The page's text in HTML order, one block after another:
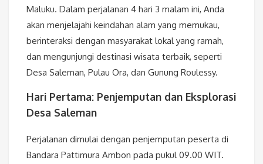
Maluku. Dalam perjalanan 4 hari 3 malam ini, Anda
akan menjelajahi keindahan alam yang memukau,
berinteraksi dengan masyarakat lokal yang ramah,
dan mengunjungi destinasi wisata terbaik, seperti
Desa Saleman, Pulau Ora, dan Gunung Roulessy.
Hari Pertama: Penjemputan dan Eksplorasi
Desa Saleman
Perjalanan dimulai dengan penjemputan peserta di
Bandara Pattimura Ambon pada pukul 09.00 WIT.